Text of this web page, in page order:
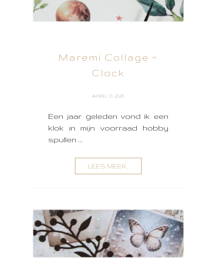
Maremi Collage ~
Clock
APRIL 13, 2026
Een jaar geleden vond ik een
klok in mijn voorraad hobby
spullen ...
LEES MEER...